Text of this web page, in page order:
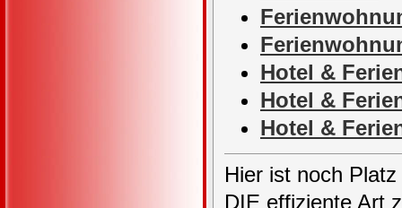
Hotel &
Hotel &
Hotel &
Hier ist noch
DIE effiziente Art